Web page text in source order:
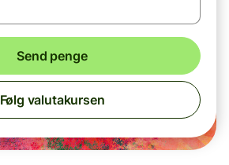
Send penge
Følg valutakursen